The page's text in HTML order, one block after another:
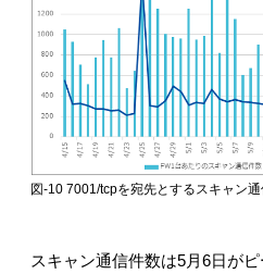
図-10 7001/tcpを宛先とするスキャン
スキャン通信件数は5月6日が